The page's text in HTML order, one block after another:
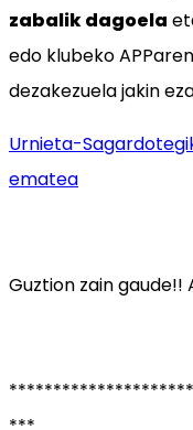
zabalik dagoela
edo klubeko
dezakezuela jakin
Urnieta-
ematea
Guztion zain gaude!!